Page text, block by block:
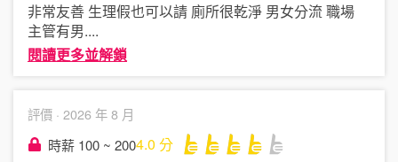
非常友善 生理假也可以請 廁所很乾淨 男女分流 職場
主管有男....
閱讀更多並解鎖
評價 · 2026 年 8 月
時薪 100 ~ 2004.0 分